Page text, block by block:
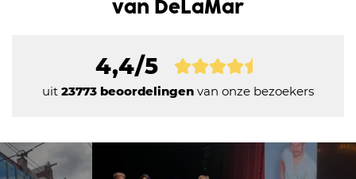
van DeLaMar
4,4/5
uit 23773 beoordelingen van onze bezoekers